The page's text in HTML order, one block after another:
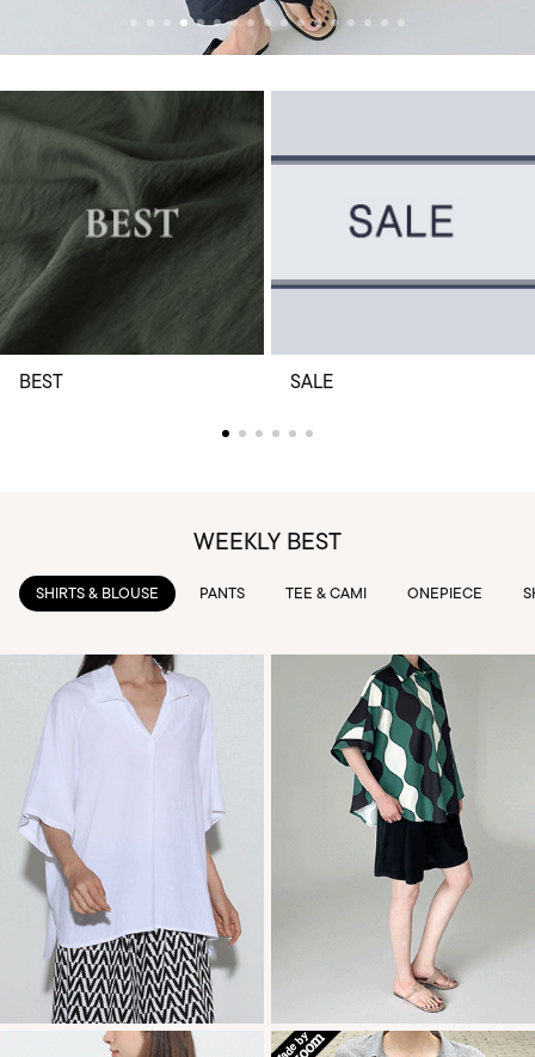
BEST SALE
WEEKLY BEST
PANTS TEE & CAMI ONEPIECE SKIRTS OUTWEAR